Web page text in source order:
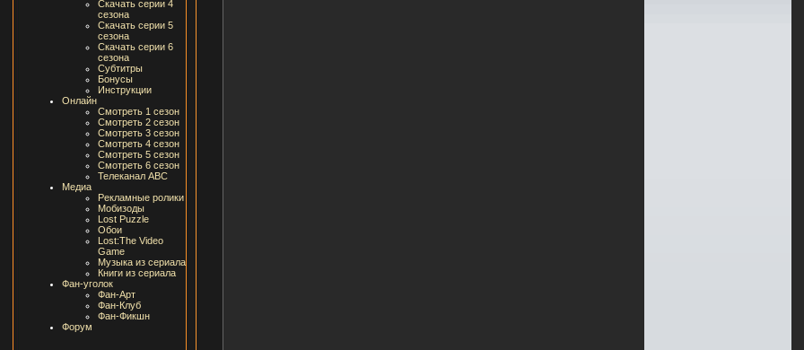
Скачать серии 4
сезона
Скачать серии 5
сезона
Скачать серии 6
сезона
Субтитры
Бонусы
Инструкции
Онлайн
Смотреть 1 сезон
Смотреть 2 сезон
Смотреть 3 сезон
Смотреть 4 сезон
Смотреть 5 сезон
Смотреть 6 сезон
Телеканал ABC
Медиа
Рекламные ролики
Мобизоды
Lost Puzzle
Обои
Lost:The Video
Game
Музыка из сериала
Книги из сериала
Фан-уголок
Фан-Арт
Фан-Клуб
Фан-Фикшн
Форум